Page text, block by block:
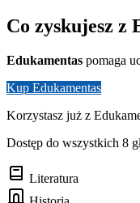
Co zyskujesz z
Edukamentas pomaga
Kup Edukamentas
Korzystasz już z
Dostęp do wszystkich 8
Literatura